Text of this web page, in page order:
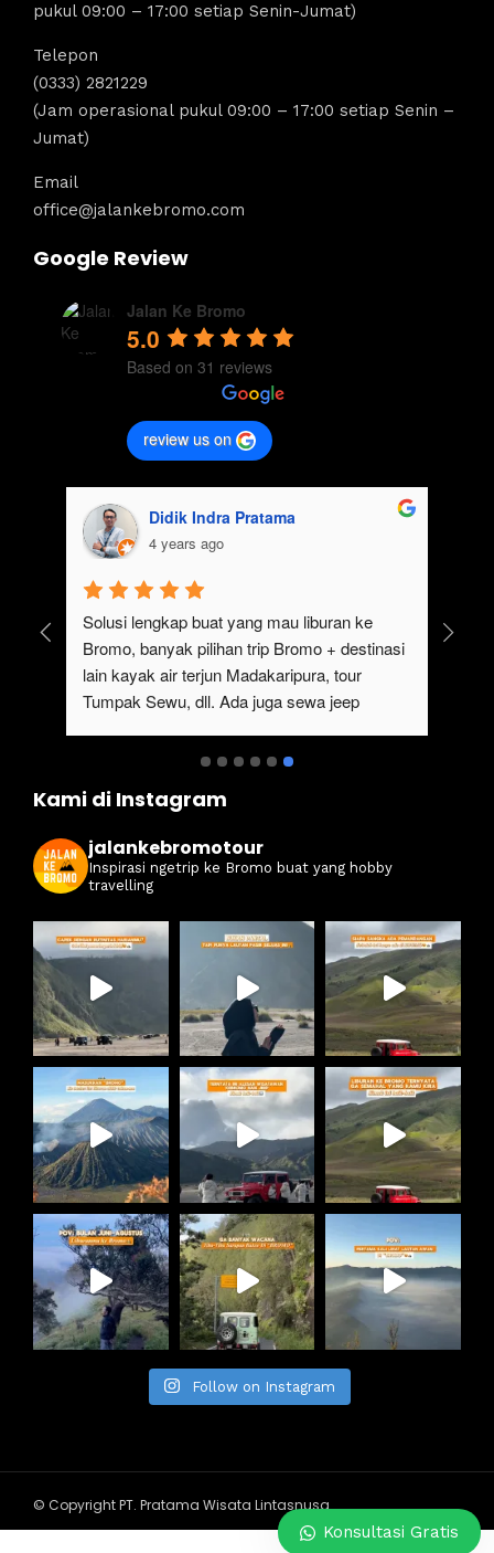
pukul 09:00 – 17:00 setiap Senin-Jumat)
Telepon
(0333) 2821229
(Jam operasional pukul 09:00 – 17:00 setiap Senin –
Jumat)
Email
office@jalankebromo.com
Google Review
Jalan Ke Bromo
5.0
Based on 31 reviews
review us on
Didik Indra Pratama
4 years ago
Solusi lengkap buat yang mau liburan ke
Bromo, banyak pilihan trip Bromo + destinasi
lain kayak air terjun Madakaripura, tour
Tumpak Sewu, dll. Ada juga sewa jeep
Kami di Instagram
jalankebromotour
Inspirasi ngetrip ke Bromo buat yang hobby
travelling
Follow on Instagram
© Copyright PT. Pratama Wisata Lintasnusa
Konsultasi Gratis